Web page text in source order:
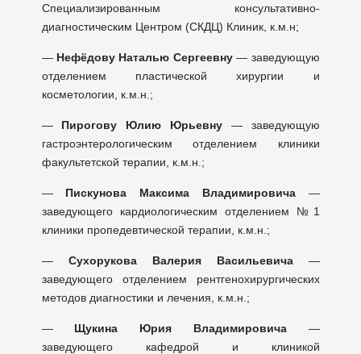
Специализированным консультативно-
диагностическим Центром (СКДЦ) Клиник, к.м.н;
— Нефёдову Наталью Сергеевну— заведующую
отделением пластической хирургии и
косметологии, к.м.н.;
— Пирогову Юлию Юрьевну— заведующую
гастроэнтерологическим отделением клиники
факультетской терапии, к.м.н.;
— Пискунова Максима Владимировича—
заведующего кардиологическим отделением №1
клиники пропедевтической терапии, к.м.н.;
— Сухорукова Валерия Васильевича—
заведующего отделением рентгенохирургических
методов диагностики и лечения, к.м.н.;
— Щукина Юрия Владимировича—
заведующего кафедрой и клиникой